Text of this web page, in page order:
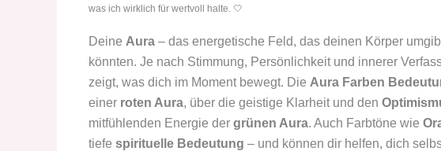
was ich wirklich für wertvoll halte. 🤍
Deine Aura – das energetische Feld, das deinen Körper
könnten. Je nach Stimmung, Persönlichkeit und innerer
zeigt, was dich im Moment bewegt. Die Aura Farben
einer roten Aura, über die geistige Klarheit und den
mitfühlenden Energie der grünen Aura. Auch Farbtöne wie
tiefe spirituelle Bedeutung – und können dir helfen, dich